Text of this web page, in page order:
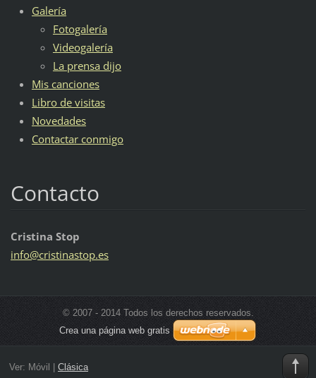
Galería
Fotogalería
Videogalería
La prensa dijo
Mis canciones
Libro de visitas
Novedades
Contactar conmigo
Contacto
Cristina Stop
info@cristinastop.es
© 2007 - 2014 Todos los derechos reservados.
Crea una página web gratis
Ver: Móvil Clásica